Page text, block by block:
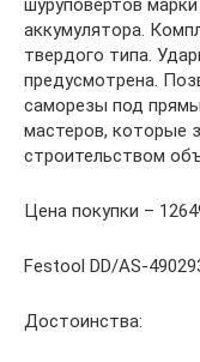
шуруповертов
аккумулятора.
твердого типа.
предусмотрена.
саморезы под
мастеров, которые
строительством
Цена покупки –
Festool DD/AS-
Достоинства: